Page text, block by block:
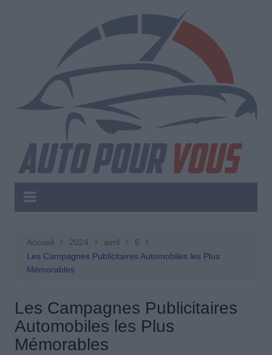
Accueil 2024 avril
6
Les Campagnes Publicitaires Automobiles les Plus
Mémorables
Les Campagnes Publicitaires
Automobiles les Plus
Mémorables